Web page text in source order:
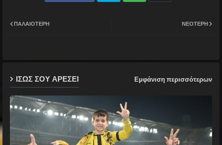
p
ΝΕΌΤΕΡΗ
ΠΑΛΑΙΌΤΕΡΗ
ΙΣΩΣ ΣΟΥ ΑΡΕΣΕΙ Εμφάνιση περισσότερων